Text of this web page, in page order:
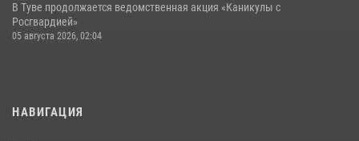
В Туве продолжается ведомственная акция «Каникулы с
Росгвардией»
05 августа 2026, 02:04
НАВИГАЦИЯ